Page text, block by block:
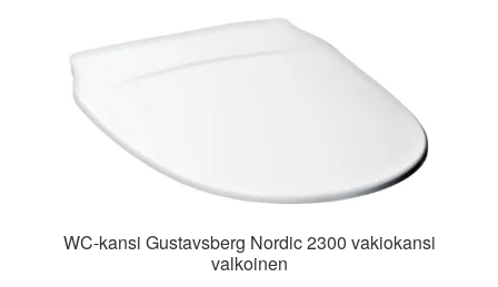
WC-kansi Gustavsberg Nordic 2300 vakiokansi
valkoinen